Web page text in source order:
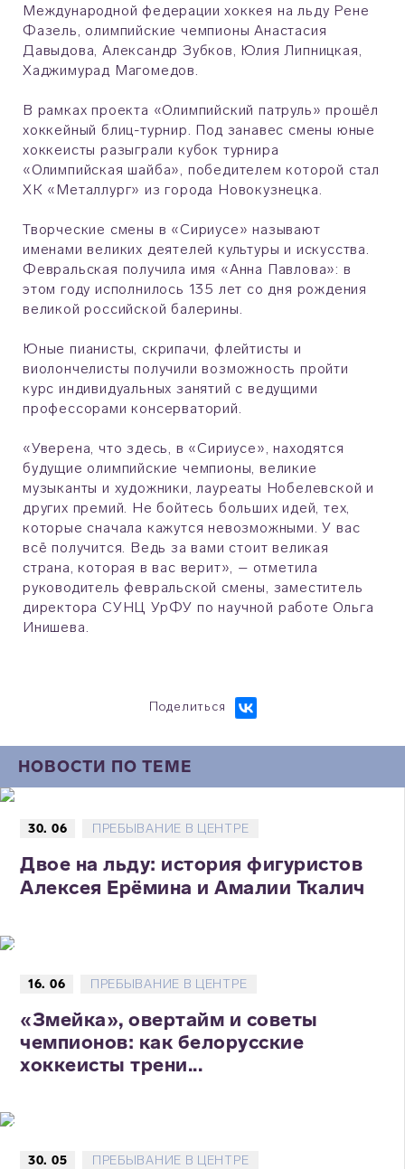
Международной федерации хоккея на льду Рене
Фазель, олимпийские чемпионы Анастасия
Давыдова, Александр Зубков, Юлия Липницкая,
Хаджимурад Магомедов.
В рамках проекта «Олимпийский патруль» прошёл
хоккейный блиц-турнир. Под занавес смены юные
хоккеисты разыграли кубок турнира
«Олимпийская шайба», победителем которой стал
ХК «Металлург» из города Новокузнецка.
Творческие смены в «Сириусе» называют
именами великих деятелей культуры и искусства.
Февральская получила имя «Анна Павлова»: в
этом году исполнилось 135 лет со дня рождения
великой российской балерины.
Юные пианисты, скрипачи, флейтисты и
виолончелисты получили возможность пройти
курс индивидуальных занятий с ведущими
профессорами консерваторий.
«Уверена, что здесь, в «Сириусе», находятся
будущие олимпийские чемпионы, великие
музыканты и художники, лауреаты Нобелевской и
других премий. Не бойтесь больших идей, тех,
которые сначала кажутся невозможными. У вас
всё получится. Ведь за вами стоит великая
страна, которая в вас верит», – отметила
руководитель февральской смены, заместитель
директора СУНЦ УрФУ по научной работе Ольга
Инишева.
Поделиться
НОВОСТИ ПО ТЕМЕ
30. 06 ПРЕБЫВАНИЕ В ЦЕНТРЕ
Двое на льду: история фигуристов
Алексея Ерёмина и Амалии Ткалич
16. 06 ПРЕБЫВАНИЕ В ЦЕНТРЕ
«Змейка», овертайм и советы
чемпионов: как белорусские
хоккеисты трени...
30. 05 ПРЕБЫВАНИЕ В ЦЕНТРЕ